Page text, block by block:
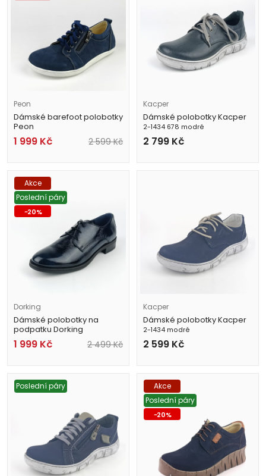
Peon
Dámské barefoot polobotky
Peon
KB/1255-3 modré
1 999 Kč 2 599Kč
Kacper
Dámské polobotky Kacper
2-1434 678 modré
2 799 Kč
Akce
Poslední páry
-20%
Dorking
Dámské polobotky na
podpatku Dorking
D8346-LK modré
1 999 Kč 2 499Kč
Kacper
Dámské polobotky Kacper
2-1434 modré
2 599 Kč
Poslední páry
Akce
Poslední páry
-20%